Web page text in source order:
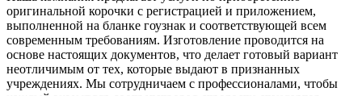
оригинальной корочки с регистрацией и приложением,
выполненной на бланке гоузнак и соответствующей всем
современным требованиям. Изготовление проводится на
основе настоящих документов, что делает готовый вариант
неотличимым от тех, которые выдают в признанных
учреждениях. Мы сотрудничаем с профессионалами, чтобы